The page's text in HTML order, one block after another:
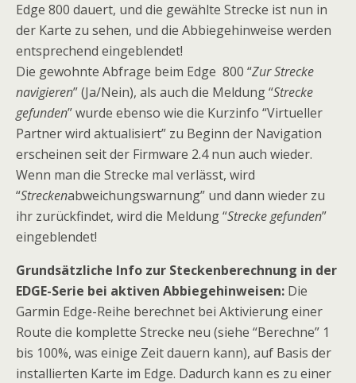
Edge 800 dauert, und die gewählte Strecke ist nun in
der Karte zu sehen, und die Abbiegehinweise werden
entsprechend eingeblendet!
Die gewohnte Abfrage beim Edge 800 “Zur Strecke
navigieren” (Ja/Nein), als auch die Meldung “Strecke
gefunden” wurde ebenso wie die Kurzinfo “Virtueller
Partner wird aktualisiert” zu Beginn der Navigation
erscheinen seit der Firmware 2.4 nun auch wieder.
Wenn man die Strecke mal verlässt, wird
“Streckenabweichungswarnung” und dann wieder zu
ihr zurückfindet, wird die Meldung “Strecke gefunden”
eingeblendet!
Grundsätzliche Info zur Steckenberechnung in der
EDGE-Serie bei aktiven Abbiegehinweisen: Die
Garmin Edge-Reihe berechnet bei Aktivierung einer
Route die komplette Strecke neu (siehe “Berechne” 1
bis 100%, was einige Zeit dauern kann), auf Basis der
installierten Karte im Edge. Dadurch kann es zu einer